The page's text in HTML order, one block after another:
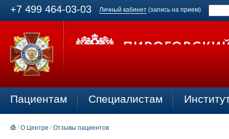
+7 499 464-03-03 Личный кабинет (запись на прием)
Пациентам Специалистам
/ О Центре / Отзывы пациентов